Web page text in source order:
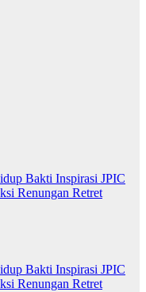
Bakti Inspirasi JPIC
Renungan Retret
Bakti Inspirasi JPIC
Renungan Retret